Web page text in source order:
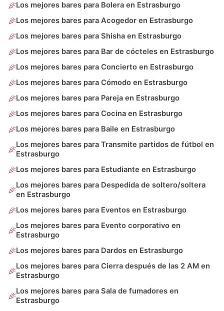
Los mejores bares para Bolera en Estrasburgo
Los mejores bares para Acogedor en Estrasburgo
Los mejores bares para Shisha en Estrasburgo
Los mejores bares para Bar de cócteles en Estrasburgo
Los mejores bares para Concierto en Estrasburgo
Los mejores bares para Cómodo en Estrasburgo
Los mejores bares para Pareja en Estrasburgo
Los mejores bares para Cocina en Estrasburgo
Los mejores bares para Baile en Estrasburgo
Los mejores bares para Transmite partidos de fútbol en
Estrasburgo
Los mejores bares para Estudiante en Estrasburgo
Los mejores bares para Despedida de soltero/soltera
en Estrasburgo
Los mejores bares para Eventos en Estrasburgo
Los mejores bares para Evento corporativo en
Estrasburgo
Los mejores bares para Dardos en Estrasburgo
Los mejores bares para Cierra después de las 2 AM en
Estrasburgo
Los mejores bares para Sala de fumadores en
Estrasburgo